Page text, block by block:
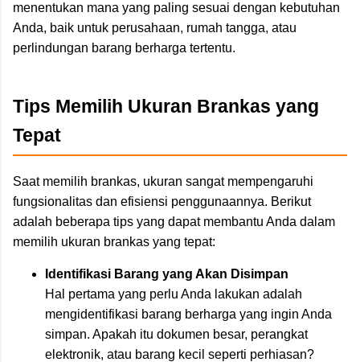
menentukan mana yang paling sesuai dengan kebutuhan
Anda, baik untuk perusahaan, rumah tangga, atau
perlindungan barang berharga tertentu.
Tips Memilih Ukuran Brankas yang
Tepat
Saat memilih brankas, ukuran sangat mempengaruhi
fungsionalitas dan efisiensi penggunaannya. Berikut
adalah beberapa tips yang dapat membantu Anda dalam
memilih ukuran brankas yang tepat:
Identifikasi Barang yang Akan Disimpan
Hal pertama yang perlu Anda lakukan adalah
mengidentifikasi barang berharga yang ingin Anda
simpan. Apakah itu dokumen besar, perangkat
elektronik, atau barang kecil seperti perhiasan?